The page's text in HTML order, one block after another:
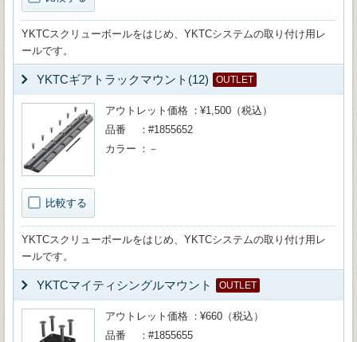
YKTCスクリューボールをはじめ、YKTCシステムの取り付け用レ
ールです。
YKTCギアトラックマウント(12) OUTLET
比較する
アウトレット価格
¥1,500（税込）
品番
#1855652
カラー
－
YKTCスクリューボールをはじめ、YKTCシステムの取り付け用レ
ールです。
YKTCマイティシングルマウント OUTLET
アウトレット価格
¥660（税込）
品番
#1855655